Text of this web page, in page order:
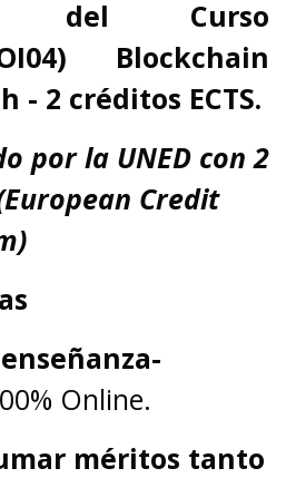
del Curso
Blockchain
- 2 créditos ECTS.
por la UNED con 2
Credit
Online.
méritos tanto